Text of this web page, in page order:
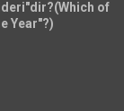
of
Year"?)